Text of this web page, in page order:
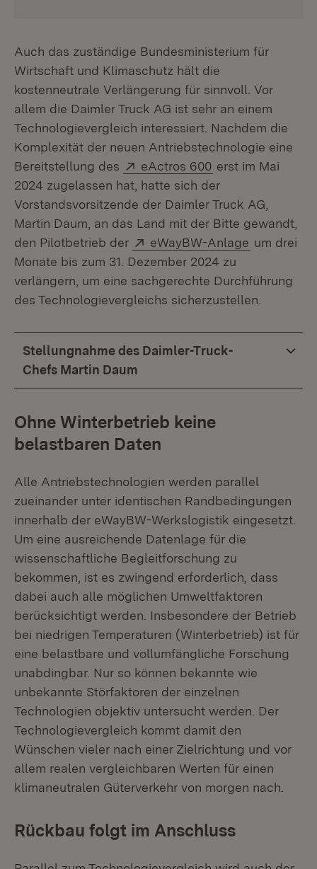
Auch das zuständige Bundesministerium für
Wirtschaft und Klimaschutz hält die
kostenneutrale Verlängerung für sinnvoll. Vor
allem die Daimler Truck AG ist sehr an einem
Technologievergleich interessiert. Nachdem die
Komplexität der neuen Antriebstechnologie eine
Bereitstellung des
Extern:
eActros 600 (Öffnet in neuem
erst im Mai
2024 zugelassen hat, hatte sich der
Vorstandsvorsitzende der Daimler Truck AG,
Martin Daum, an das Land mit der Bitte gewandt,
den Pilotbetrieb der
Extern:
eWayBW-Anlage (Öffnet in
um drei
Monate bis zum 31. Dezember 2024 zu
verlängern, um eine sachgerechte Durchführung
des Technologievergleichs sicherzustellen.
Stellungnahme des Daimler-Truck-
Chefs Martin Daum
Ohne Winterbetrieb keine
belastbaren Daten
Alle Antriebstechnologien werden parallel
zueinander unter identischen Randbedingungen
innerhalb der eWayBW-Werkslogistik eingesetzt.
Um eine ausreichende Datenlage für die
wissenschaftliche Begleitforschung zu
bekommen, ist es zwingend erforderlich, dass
dabei auch alle möglichen Umweltfaktoren
berücksichtigt werden. Insbesondere der Betrieb
bei niedrigen Temperaturen (Winterbetrieb) ist für
eine belastbare und vollumfängliche Forschung
unabdingbar. Nur so können bekannte wie
unbekannte Störfaktoren der einzelnen
Technologien objektiv untersucht werden. Der
Technologievergleich kommt damit den
Wünschen vieler nach einer Zielrichtung und vor
allem realen vergleichbaren Werten für einen
klimaneutralen Güterverkehr von morgen nach.
Rückbau folgt im Anschluss